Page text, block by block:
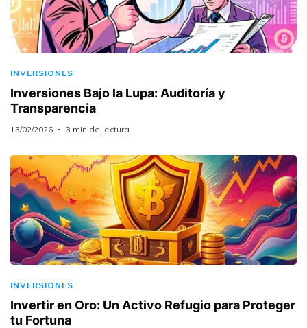
INVERSIONES
Inversiones Bajo la Lupa: Auditoría y
Transparencia
13/02/2026 3 min de lectura
INVERSIONES
Invertir en Oro: Un Activo Refugio para Proteger
tu Fortuna